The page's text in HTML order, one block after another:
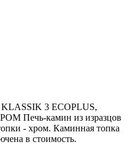
3 ECOPLUS,
Печь-камин из изразцов
- хром. Каминная топка
в стоимость.